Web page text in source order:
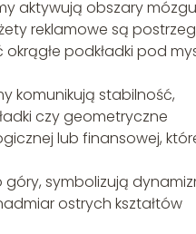
aktywują obszary mózgu
reklamowe są
podkładki pod
komunikują stabilność,
czy geometryczne
lub finansowej,
góry, symbolizują
ostrych kształtów